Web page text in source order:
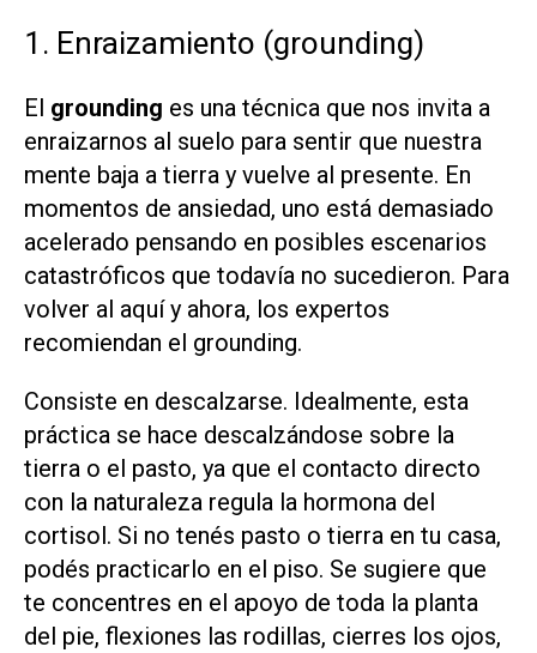
1. Enraizamiento (grounding)
El grounding es una técnica que nos invita a
enraizarnos al suelo para sentir que nuestra
mente baja a tierra y vuelve al presente. En
momentos de ansiedad, uno está demasiado
acelerado pensando en posibles escenarios
catastróficos que todavía no sucedieron. Para
volver al aquí y ahora, los expertos
recomiendan el grounding.
Consiste en descalzarse. Idealmente, esta
práctica se hace descalzándose sobre la
tierra o el pasto, ya que el contacto directo
con la naturaleza regula la hormona del
cortisol. Si no tenés pasto o tierra en tu casa,
podés practicarlo en el piso. Se sugiere que
te concentres en el apoyo de toda la planta
del pie, flexiones las rodillas, cierres los ojos,